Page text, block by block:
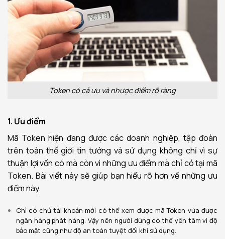
Token có cả ưu và nhược điểm rõ ràng
1. Ưu điểm
Mã Token hiện đang được các doanh nghiệp, tập đoàn
trên toàn thế giới tin tưởng và sử dụng không chỉ vì sự
thuận lợi vốn có mà còn vì những ưu điểm mà chỉ có tại mã
Token. Bài viết này sẽ giúp bạn hiểu rõ hơn về những ưu
điểm này.
Chỉ có chủ tài khoản mới có thể xem được mã Token vừa được
ngân hàng phát hàng. Vậy nên người dùng có thể yên tâm vì độ
bảo mật cũng như độ an toàn tuyệt đối khi sử dụng.